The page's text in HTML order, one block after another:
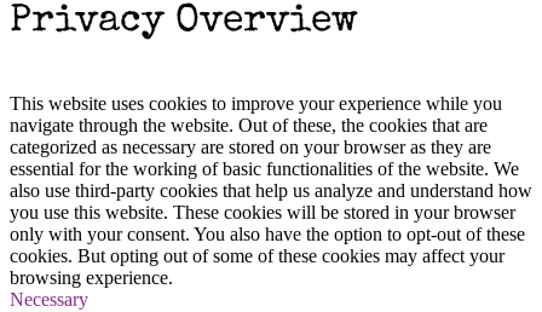
Privacy Overview
This website uses cookies to improve your experience while you
navigate through the website. Out of these, the cookies that are
categorized as necessary are stored on your browser as they are
essential for the working of basic functionalities of the website. We
also use third-party cookies that help us analyze and understand how
you use this website. These cookies will be stored in your browser
only with your consent. You also have the option to opt-out of these
cookies. But opting out of some of these cookies may affect your
browsing experience.
Necessary